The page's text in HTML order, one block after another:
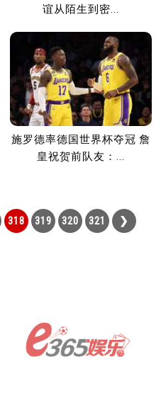
谊从陌生到密...
施罗德率德国世界杯夺冠 詹
皇祝贺前队友：...
318 319 320 321